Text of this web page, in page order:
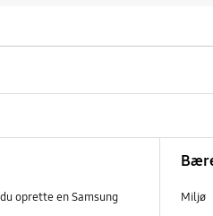
oprette en Samsung
Miljø